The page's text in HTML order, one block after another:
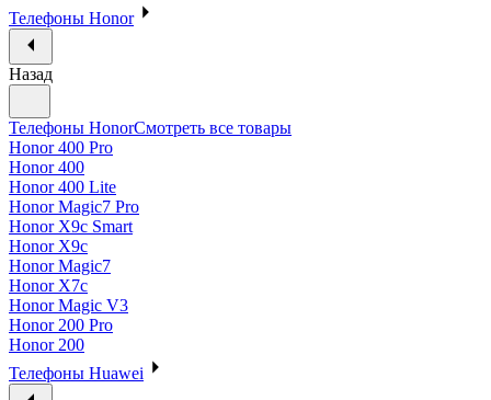
Телефоны Honor
Назад
Телефоны HonorСмотреть все товары
Honor 400 Pro
Honor 400
Honor 400 Lite
Honor Magic7 Pro
Honor X9c Smart
Honor X9c
Honor Magic7
Honor X7c
Honor Magic V3
Honor 200 Pro
Honor 200
Телефоны Huawei